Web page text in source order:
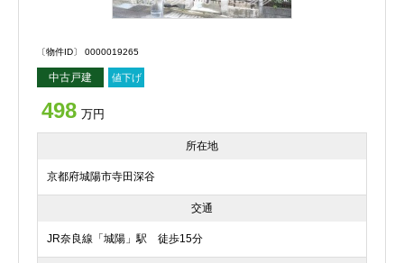
〔物件ID〕 0000019265
中古戸建 値下げ
498 万円
所在地
京都府城陽市寺田深谷
交通
JR奈良線「城陽」駅 徒歩15分